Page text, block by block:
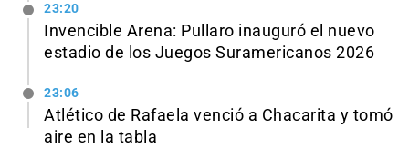
23:20
Invencible Arena: Pullaro inauguró el nuevo
estadio de los Juegos Suramericanos 2026
23:06
Atlético de Rafaela venció a Chacarita y tomó
aire en la tabla